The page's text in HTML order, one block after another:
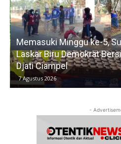
Memasuki Minggu ke-5,
Laskar Biru Demokrat
Djati Ciampel
7 Agustus 2026
-